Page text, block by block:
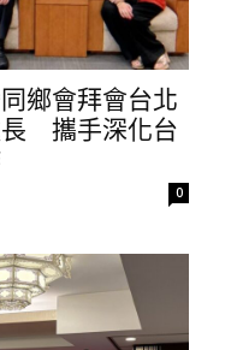
鄉會拜會台北
長 攜手深化台
0